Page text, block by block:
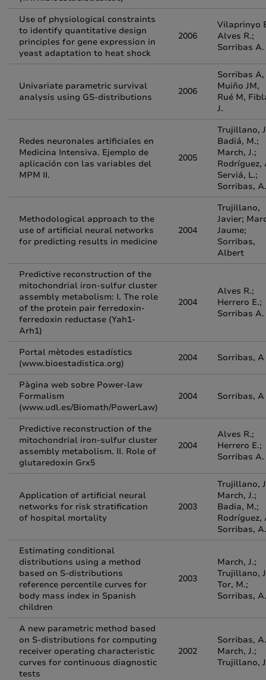
Use of physiological constraints
to identify quantitative design
principles for gene expression in
yeast adaptation to heat shock
2006
Vilaprinyo
Alves R.;
Sorribas A.
Univariate parametric survival
analysis using GS-distributions
2006
Sorribas A,
Muiño JM,
Rué M,
J.
Redes neuronales artificiales en
Medicina Intensiva. Ejemplo de
aplicación con las variables del
MPM II.
2005
Trujillano,
Badiá, M.;
March, J.;
Rodríguez,
Serviá, L.;
Sorribas, A.
Methodological approach to the
use of artificial neural networks
for predicting results in medicine
2004
Trujillano,
Javier;
Jaume;
Sorribas,
Albert
Predictive reconstruction of the
mitochondrial iron-sulfur cluster
assembly metabolism: I. The role
of the protein pair ferredoxin-
ferredoxin reductase (Yah1-
Arh1)
2004
Alves R.;
Herrero E.;
Sorribas A.
Portal mètodes estadístics
(www.bioestadistica.org)
2004 Sorribas, A
Pàgina web sobre Power-law
Formalism
(www.udl.es/Biomath/PowerLaw)
2004 Sorribas, A
Predictive reconstruction of the
mitochondrial iron-sulfur cluster
assembly metabolism. II. Role of
glutaredoxin Grx5
2004
Alves R.;
Herrero E.;
Sorribas A.
Application of artificial neural
networks for risk stratification
of hospital mortality
2003
Trujillano,
March, J.;
Badia, M.;
Rodríguez,
Sorribas, A.
Estimating conditional
distributions using a method
based on S-distributions
reference percentile curves for
body mass index in Spanish
children
2003
March, J.;
Trujillano,
Tor, M.;
Sorribas, A.
A new parametric method based
on S-distributions for computing
receiver operating characteristic
curves for continuous diagnostic
tests
2002
Sorribas,
March, J.;
Trujillano,